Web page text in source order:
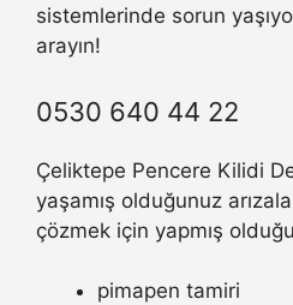
sistemlerinde sorun
arayın!
0530 640 44 22
Çeliktepe Pencere Kilidi
yaşamış olduğunuz
çözmek için yapmış
pimapen tamiri